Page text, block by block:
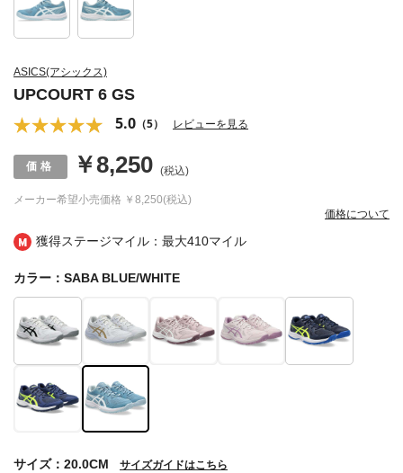
獲得ステージマイル：最大410マイル
ASICS(アシックス)
UPCOURT 6 GS
5.0 （5） レビューを見る
メーカー希望小売価格 ￥8,250(税込)
￥8,250 (税込)
価格について
カラー：SABA BLUE/WHITE
サイズ：20.0CM サイズガイドはこちら